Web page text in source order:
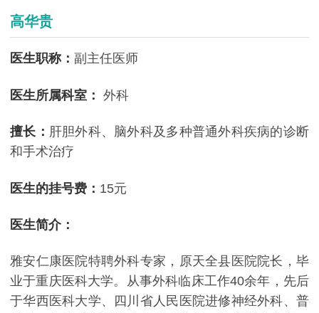
高华贵
医生职称： 副主任医师
医生所属科室： 外科
擅长： 肝胆外科、脑外科及多种普通外科疾病的诊断
和手术治疗
医生的挂号费： 15元
医生简介：
雅安仁康医院特聘外科专家，原天全县医院院长，毕
业于重庆医科大学。从事外科临床工作40余年，先后
于华西医科大学、四川省人民医院进修神经外科、普